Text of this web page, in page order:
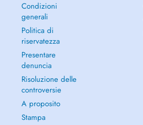
Condizioni
generali
Politica di
riservatezza
Presentare
denuncia
Risoluzione delle
controversie
A proposito
Stampa